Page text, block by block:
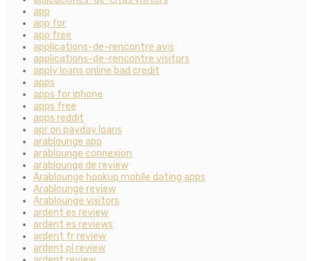
app
app for
app free
applications-de-rencontre avis
applications-de-rencontre visitors
apply loans online bad credit
apps
apps for iphone
apps free
apps reddit
apr on payday loans
arablounge app
arablounge connexion
arablounge de review
Arablounge hookup mobile dating apps
Arablounge review
Arablounge visitors
ardent es review
ardent es reviews
ardent fr review
ardent pl review